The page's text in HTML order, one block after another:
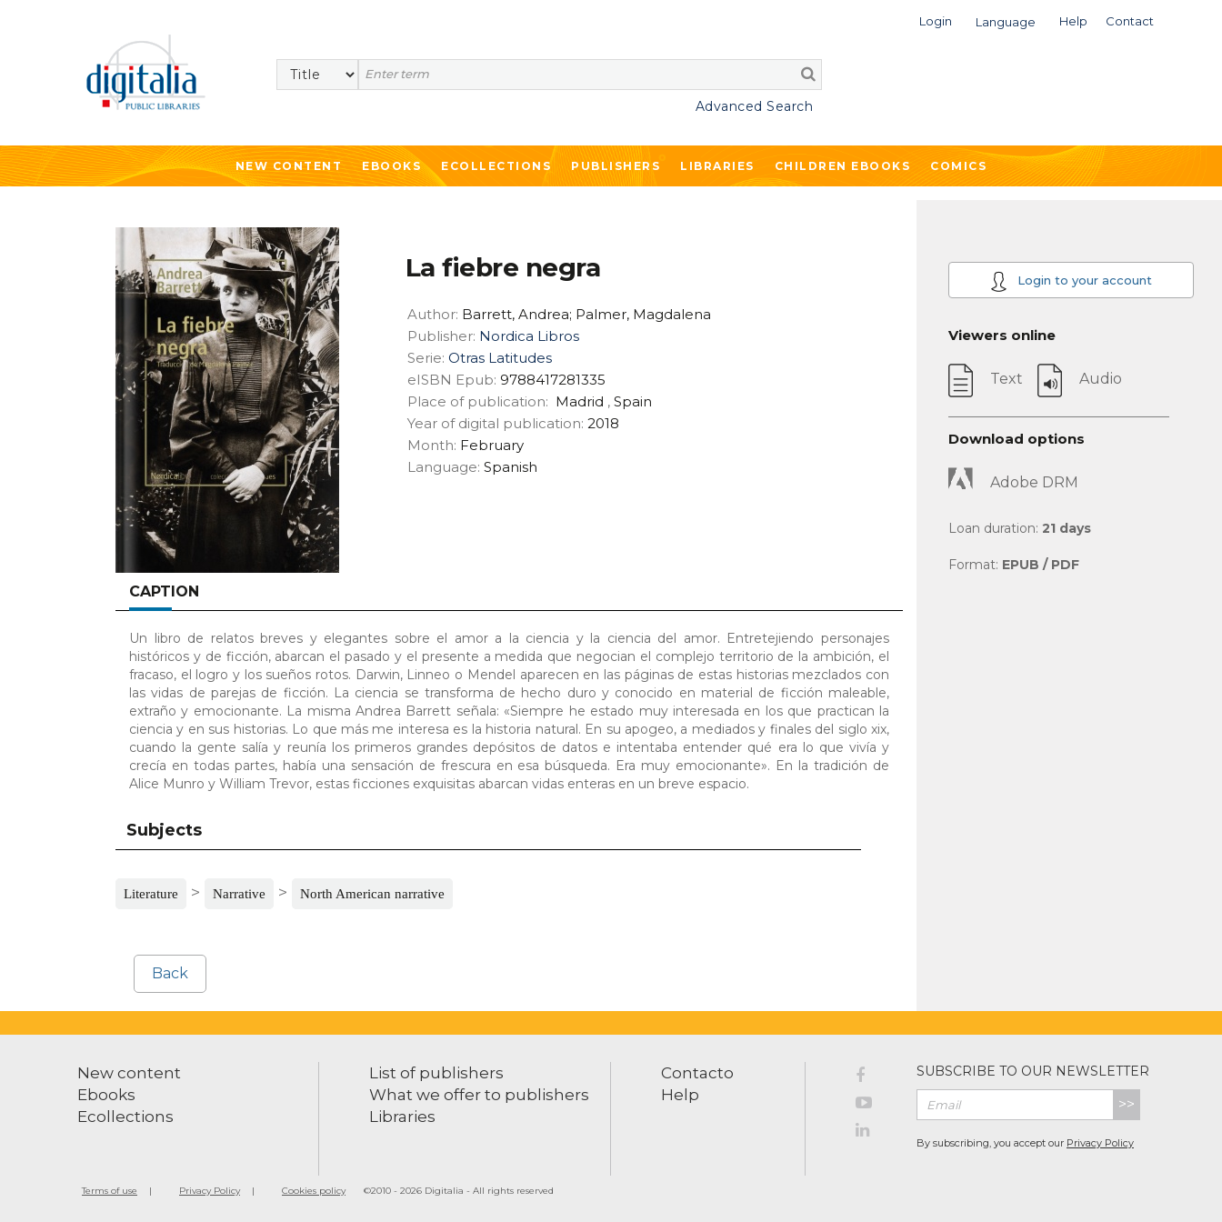
Login Language Help Contact
Search
Advanced Search
NEW CONTENT EBOOKS ECOLLECTIONS PUBLISHERS LIBRARIES CHILDREN EBOOKS COMICS
La fiebre negra
Author: Barrett, Andrea; Palmer, Magdalena
Publisher: Nordica Libros
Serie: Otras Latitudes
eISBN Epub: 9788417281335
Place of publication: Madrid , Spain
Year of digital publication: 2018
Month: February
Language: Spanish
CAPTION
Un libro de relatos breves y elegantes sobre el amor a la ciencia y la ciencia del amor. Entretejiendo personajes
históricos y de ficción, abarcan el pasado y el presente a medida que negocian el complejo territorio de la ambición, el
fracaso, el logro y los sueños rotos. Darwin, Linneo o Mendel aparecen en las páginas de estas historias mezclados con
las vidas de parejas de ficción. La ciencia se transforma de hecho duro y conocido en material de ficción maleable,
extraño y emocionante. La misma Andrea Barrett señala: «Siempre he estado muy interesada en los que practican la
ciencia y en sus historias. Lo que más me interesa es la historia natural. En su apogeo, a mediados y finales del siglo xix,
cuando la gente salía y reunía los primeros grandes depósitos de datos e intentaba entender qué era lo que vivía y
crecía en todas partes, había una sensación de frescura en esa búsqueda. Era muy emocionante». En la tradición de
Alice Munro y William Trevor, estas ficciones exquisitas abarcan vidas enteras en un breve espacio.
Subjects
Literature > Narrative > North American narrative
Back
Login to your account
Viewers online
Text Audio
Download options
Adobe DRM
Loan duration: 21 days
Format: EPUB / PDF
New content
Ebooks
Ecollections
List of publishers
What we offer to publishers
Libraries
Contacto
Help
SUBSCRIBE TO OUR NEWSLETTER
>>
By subscribing, you accept our Privacy Policy
Terms of use Privacy Policy Cookies policy ©2010 - 2026 Digitalia - All rights reserved